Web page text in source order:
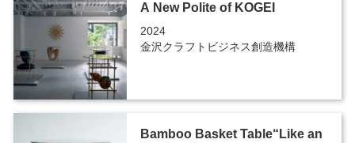
A New Polite of KOGEI
2024
金沢クラフトビジネス創造機構
Bamboo Basket Table“Like an